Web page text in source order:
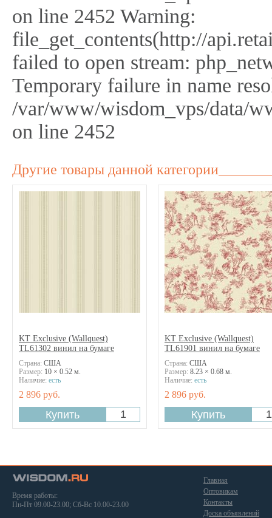
on line 2452 Warning:
file_get_contents(http://
failed to open stream:
Temporary failure in name
/var/www/wisdom_vps/data/
on line 2452
Другие товары данной категории
KT Exclusive (Wallquest)
TL61302 винил на бумаге
Страна: США
Размер: 10 × 0.52 м.
Наличие: есть
2 896 руб.
KT Exclusive (Wallquest)
TL61901 винил на бумаге
Страна: США
Размер: 8.23 × 0.68 м.
Наличие: есть
2 896 руб.
Время работы:
Пн-Пт 09.00-23.00; Сб-Вс 10.00-23.00
Главная
Оптовикам
Контакты
Доска объявлений